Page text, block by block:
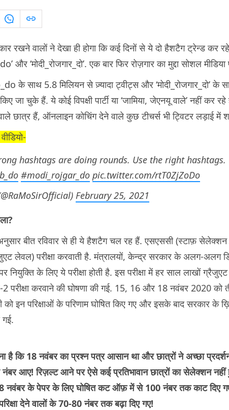
रखने वालों ने देखा ही होगा कि कई दिनों से ये दो हैशटैग ट्रेन्ड कर
और ‘मोदी_रोजगार_दो’. एक बार फिर रोज़गार का मुद्दा सोशल
के साथ 5.8 मिलियन से ज़्यादा ट्वीट्स और ‘मोदी_रोजगार_दो’ के
जा चुके हैं. ये कोई विपक्षी पार्टी या ‘जामिया, जेएनयू वाले’ नहीं कर
छात्र हैं, ऑनलाइन कोचिंग देने वाले कुछ टीचर्स भी ट्विटर लड़ाई में
hashtags are doing rounds. Use the right
#modi_rojgar_do pic.twitter.com/rtT0ZjZoDo
February 25, 2021
बीत रविवार से ही ये हैशटैग चल रह हैं. एसएससी (स्टाफ़
लेवल) परीक्षा करवाती है. मंत्रालयों, केन्द्र सरकार के अलग-अलग
नियुक्ति के लिए ये परीक्षा होती है. इस परीक्षा में हर साल लाखों
परीक्षा करवाने की घोषणा की गई. 15, 16 और 18 नवंबर 2020 को
को इन परिक्षाओं के परिणाम घोषित किए गए और इसके बाद सरकार के
है कि 18 नवंबर का प्रश्न पत्र आसान था और छात्रों ने अच्छा
नंबर आए! रिज़ल्ट आने पर ऐसे कई प्रतिभावान छात्रों का सेलेक्शन
नवंबर के पेपर के लिए घोषित कट ऑफ़ में से 100 नंबर तक काट दिए
देने वालों के 70-80 नंबर तक बढ़ा दिए गए!